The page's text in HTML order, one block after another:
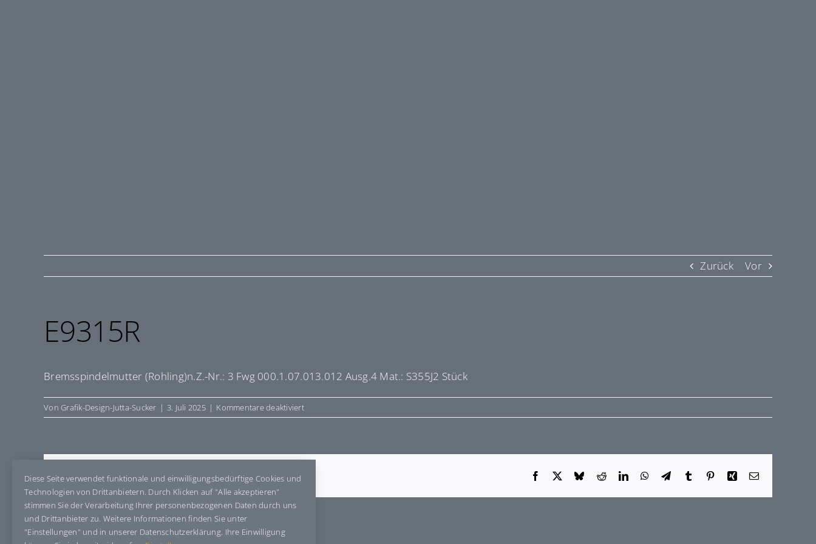
Zurück Vor
E9315R
Bremsspindelmutter (Rohling)n.Z.-Nr.: 3 Fwg 000.1.07.013.012 Ausg.4 Mat.: S355J2 Stück
VonGrafik-Design-Jutta-Sucker | 3. Juli 2025 | Kommentare deaktiviertfür
E9315R
Share This Story, Choose Your Platform! Facebook BlueskyRedditLinkedInWhatsApp
TelegramTumblr PinterestXing E-
Diese Seite verwendet funktionale und einwilligungsbedürftige Cookies und
Technologien von Drittanbietern. Durch Klicken auf "Alle akzeptieren"
stimmen Sie der Verarbeitung Ihrer personenbezogenen Daten durch uns
und Drittanbieter zu. Weitere Informationen finden Sie unter
"Einstellungen" und in unserer Datenschutzerklärung. Ihre Einwilligung